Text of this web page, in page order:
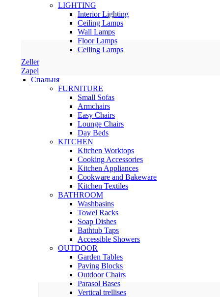
LIGHTING
Interior Lighting
Ceiling Lamps
Wall Lamps
Floor Lamps
Ceiling Lamps
Zeller
Zapel
Спальня
FURNITURE
Small Sofas
Armchairs
Easy Chairs
Lounge Chairs
Day Beds
KITCHEN
Kitchen Worktops
Cooking Accessories
Kitchen Appliances
Cookware and Bakeware
Kitchen Textiles
BATHROOM
Washbasins
Towel Racks
Soap Dishes
Bathtub Taps
Accessible Showers
OUTDOOR
Garden Tables
Paving Blocks
Outdoor Chairs
Parasol Bases
Vertical trellises